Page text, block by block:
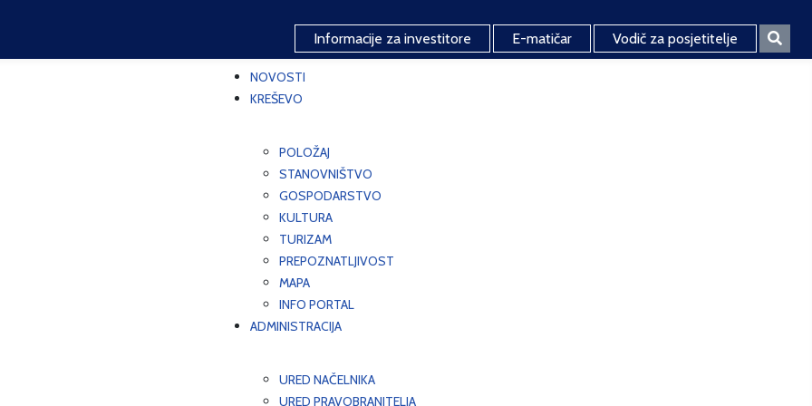
Informacije za investitore E-matičar Vodič za posjetitelje
NOVOSTI
KREŠEVO
POLOŽAJ
STANOVNIŠTVO
GOSPODARSTVO
KULTURA
TURIZAM
PREPOZNATLJIVOST
MAPA
INFO PORTAL
ADMINISTRACIJA
URED NAČELNIKA
URED PRAVOBRANITELJA